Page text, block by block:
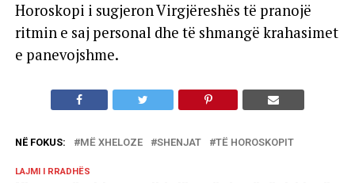
Horoskopi i sugjeron Virgjëreshës të pranojë
ritmin e saj personal dhe të shmangë krahasimet
e panevojshme.
NË FOKUS: MË XHELOZE SHENJAT TË HOROSKOPIT
LAJMI I RRADHËS